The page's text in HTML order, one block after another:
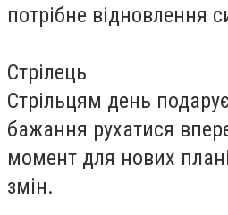
потрібне відновлення
Стрілець
Стрільцям день
бажання рухатися
момент для нових
змін.